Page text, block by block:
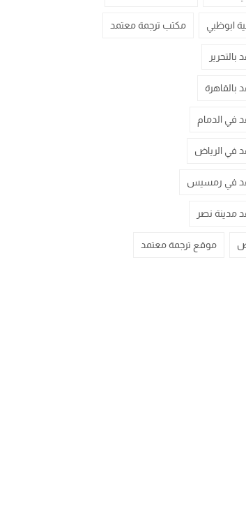
ابوظبي مكتب ترجمة معتمد
بالقاهرة
في الدمام
في الرياض
في رمسيس
مدينة نصر
موقع ترجمة معتمد